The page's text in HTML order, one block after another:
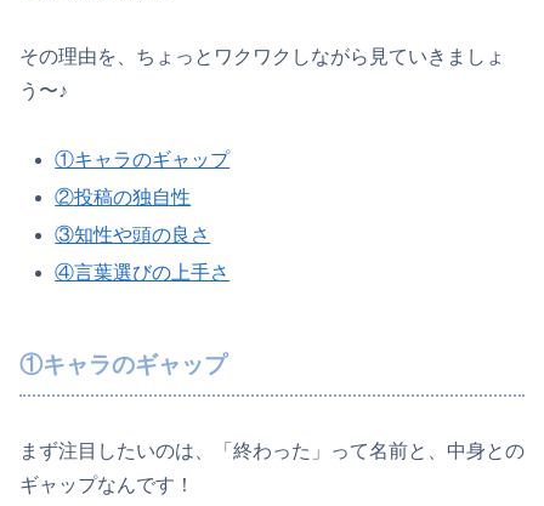
その理由を、ちょっとワクワクしながら見ていきましょ
う〜♪
①キャラのギャップ
②投稿の独自性
③知性や頭の良さ
④言葉選びの上手さ
①キャラのギャップ
まず注目したいのは、「終わった」って名前と、中身との
ギャップなんです！